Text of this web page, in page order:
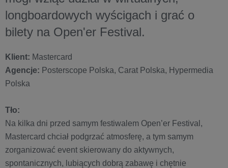
longboardowych wyścigach i grać o
bilety na Open'er Festival.
Klient: Mastercard
Agencje: Posterscope Polska, Carat Polska, Hypermedia
Polska
Tło:
Na kilka dni przed samym festiwalem Open’er Festival,
Mastercard chciał podgrzać atmosferę, a tym samym
zorganizować event skierowany do aktywnych,
spontanicznych, lubiących dobrą zabawę i chętnie